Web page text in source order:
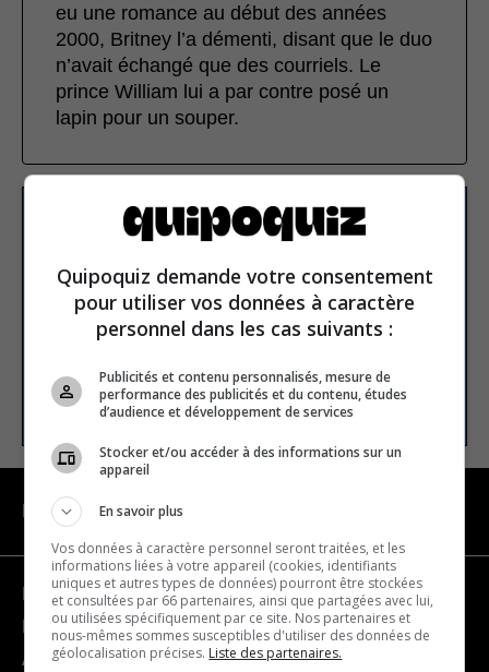
eu une romance au début des années
2000, Britney l’a démenti, disant que le duo
n’avait échangé que des courriels. Le
prince William lui a par contre posé un
lapin pour un souper.
S’inscrire à la newsletter
E-mail
S’INSCRIRE
NAVIGATION
Devenir partenaire
Nous joindre
À propos
Quipoquiz demande votre consentement
pour utiliser vos données à caractère
personnel dans les cas suivants :
Publicités et contenu personnalisés, mesure de
performance des publicités et du contenu, études
d’audience et développement de services
Stocker et/ou accéder à des informations sur un
appareil
En savoir plus
Vos données à caractère personnel seront traitées, et les
informations liées à votre appareil (cookies, identifiants
uniques et autres types de données) pourront être stockées
et consultées par 66 partenaires, ainsi que partagées avec lui,
ou utilisées spécifiquement par ce site. Nos partenaires et
nous-mêmes sommes susceptibles d'utiliser des données de
géolocalisation précises. Liste des partenaires.